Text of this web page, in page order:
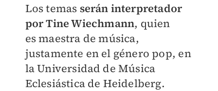
Los temas serán interpretador
porTine Wiechmann, quien
esmaestra de música,
justamente en el género pop, en
la Universidad de Música
Eclesiástica de Heidelberg.